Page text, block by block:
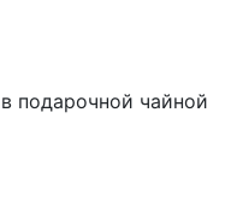
подарочной чайной